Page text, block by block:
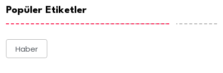
Popüler Etiketler
Haber